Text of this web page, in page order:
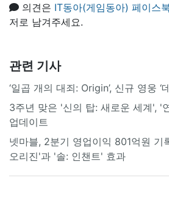
의견은 IT동아(게임동아) 페이스
저로 남겨주세요.
관련 기사
‘일곱 개의 대죄: Origin’, 신규 영웅 ‘
3주년 맞은 '신의 탑: 새로운 세계', '
업데이트
넷마블, 2분기 영업이익 801억원 기
오리진'과 '솔: 인챈트' 효과